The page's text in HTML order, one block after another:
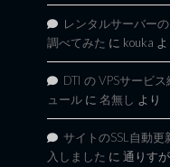
レンタルサーバー
調べてみた に kouka よ
DTI の VPSサービ
ュール に 名無し より
サイトのSSL自動
入しました に 通りす